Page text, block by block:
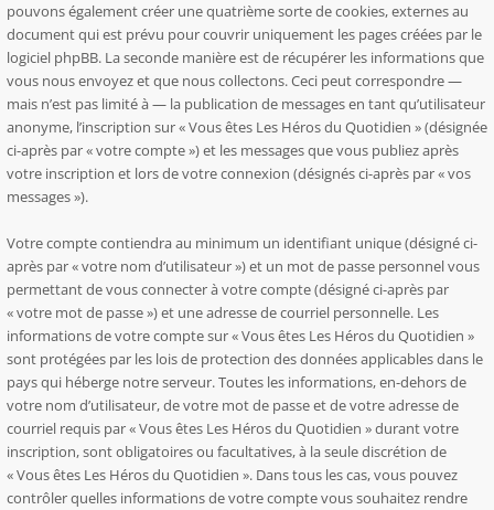
pouvons également créer une quatrième sorte de cookies, externes au
document qui est prévu pour couvrir uniquement les pages créées par le
logiciel phpBB. La seconde manière est de récupérer les informations que
vous nous envoyez et que nous collectons. Ceci peut correspondre —
mais n’est pas limité à — la publication de messages en tant qu’utilisateur
anonyme, l’inscription sur « Vous êtes Les Héros du Quotidien » (désignée
ci-après par « votre compte ») et les messages que vous publiez après
votre inscription et lors de votre connexion (désignés ci-après par « vos
messages »).
Votre compte contiendra au minimum un identifiant unique (désigné ci-
après par « votre nom d’utilisateur ») et un mot de passe personnel vous
permettant de vous connecter à votre compte (désigné ci-après par
« votre mot de passe ») et une adresse de courriel personnelle. Les
informations de votre compte sur « Vous êtes Les Héros du Quotidien »
sont protégées par les lois de protection des données applicables dans le
pays qui héberge notre serveur. Toutes les informations, en-dehors de
votre nom d’utilisateur, de votre mot de passe et de votre adresse de
courriel requis par « Vous êtes Les Héros du Quotidien » durant votre
inscription, sont obligatoires ou facultatives, à la seule discrétion de
« Vous êtes Les Héros du Quotidien ». Dans tous les cas, vous pouvez
contrôler quelles informations de votre compte vous souhaitez rendre